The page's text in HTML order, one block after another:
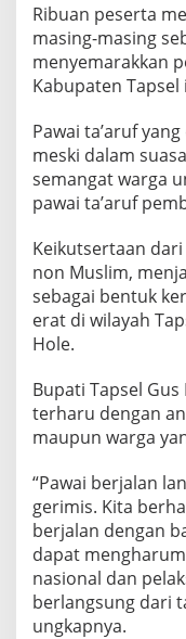
Ribuan peserta
masing-masing
menyemarakkan
Kabupaten Tapsel
Pawai ta’aruf
meski dalam
semangat warga
pawai ta’aruf
Keikutsertaan
non Muslim,
sebagai bentuk
erat di wilayah
Hole.
Bupati Tapsel
terharu dengan
maupun warga
“Pawai berjalan
gerimis. Kita
berjalan dengan
dapat
nasional dan
berlangsung dari
ungkapnya.